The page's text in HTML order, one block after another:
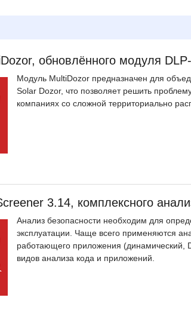
обновлённого модуля
Модуль MultiDozor предназначен для
Solar Dozor, что позволяет решить
компаниях со сложной территориально
3.14, комплексного
Анализ безопасности необходим для
эксплуатации. Чаще всего применяются
работающего приложения (динамический,
видов анализа кода и приложений.